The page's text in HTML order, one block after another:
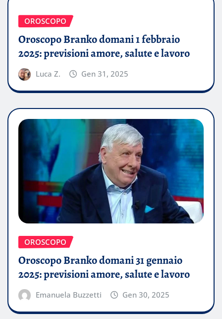
OROSCOPO
Oroscopo Branko domani 1 febbraio
2025: previsioni amore, salute e lavoro
Luca Z. Gen 31, 2025
OROSCOPO
Oroscopo Branko domani 31 gennaio
2025: previsioni amore, salute e lavoro
Emanuela Buzzetti Gen 30, 2025